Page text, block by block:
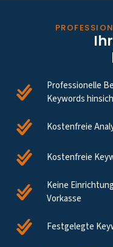
Professionelle
Keywords
Kostenfreie
Kostenfreie
Keine
Vorkasse
Festgelegte